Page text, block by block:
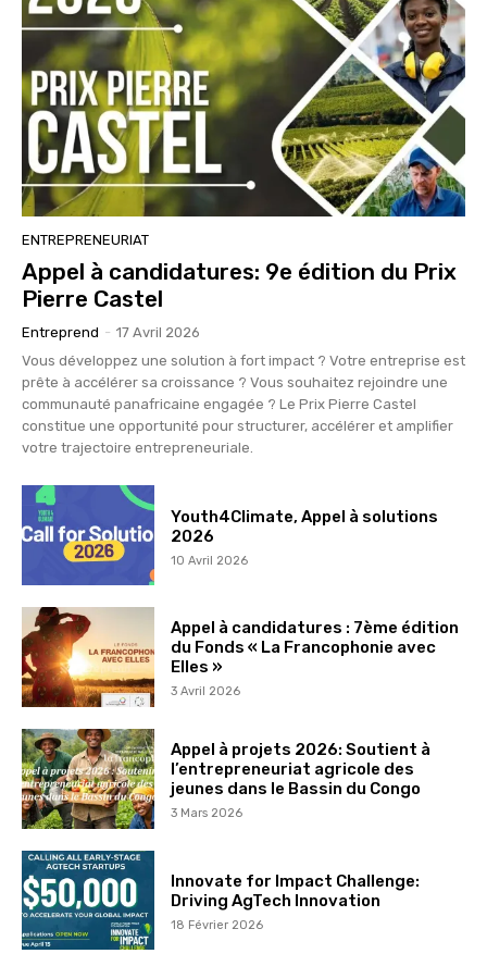
ENTREPRENEURIAT
Appel à candidatures: 9e édition du Prix
Pierre Castel
Entreprend - 17 Avril 2026
Vous développez une solution à fort impact ? Votre entreprise est
prête à accélérer sa croissance ? Vous souhaitez rejoindre une
communauté panafricaine engagée ? Le Prix Pierre Castel
constitue une opportunité pour structurer, accélérer et amplifier
votre trajectoire entrepreneuriale.
Youth4Climate, Appel à solutions
2026
10 Avril 2026
Appel à candidatures : 7ème édition
du Fonds « La Francophonie avec
Elles »
3 Avril 2026
Appel à projets 2026: Soutient à
l’entrepreneuriat agricole des
jeunes dans le Bassin du Congo
3 Mars 2026
Innovate for Impact Challenge:
Driving AgTech Innovation
18 Février 2026